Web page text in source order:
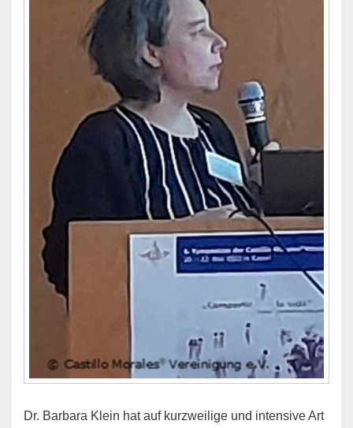
Dr. Barbara Klein hat auf kurzweilige und intensive Art